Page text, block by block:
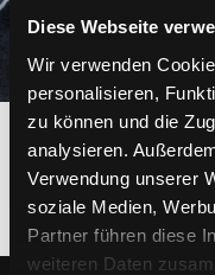
Diese Webseite
Wir verwenden
personalisieren,
zu können und die
analysieren.
Verwendung unserer
soziale Medien,
Partner führen diese
weiteren Daten
Lorem ipsum